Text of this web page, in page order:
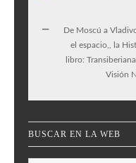
De Moscú a
el espacio,, la
libro:
Visión
BUSCAR EN LA WEB